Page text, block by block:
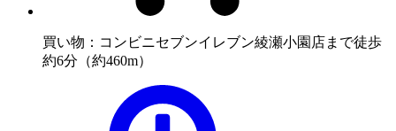
買い物：コンビニセブンイレブン綾瀬小園店まで徒歩
約6分（約460m）